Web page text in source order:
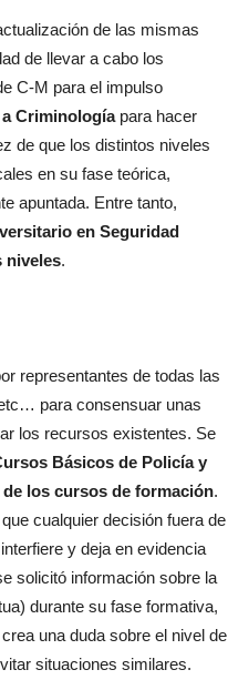
de las mismas
de llevar a cabo los
C-M para el impulso
Criminologíapara hacer
de que los distintos niveles
en su fase teórica,
apuntada. Entre tanto,
en Seguridad
niveles.
representantes de todas las
para consensuar unas
los recursos existentes. Se
Básicos de Policía y
los cursos de formación.
que cualquier decisión fuera de
y deja en evidencia
solicitó información sobre la
durante su fase formativa,
una duda sobre el nivel de
situaciones similares.